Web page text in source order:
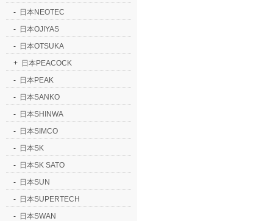
- 日本NEOTEC
- 日本OJIYAS
- 日本OTSUKA
+ 日本PEACOCK
- 日本PEAK
- 日本SANKO
- 日本SHINWA
- 日本SIMCO
- 日本SK
- 日本SK SATO
- 日本SUN
- 日本SUPERTECH
- 日本SWAN